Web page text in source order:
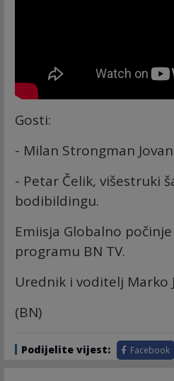
Gosti:
- Milan Strongman
- Petar Čelik, višestruki
bodibildingu.
Emiisja Globalno
programu BN TV.
Urednik i voditelj Marko
(BN)
Podijelite vijest: Facebook